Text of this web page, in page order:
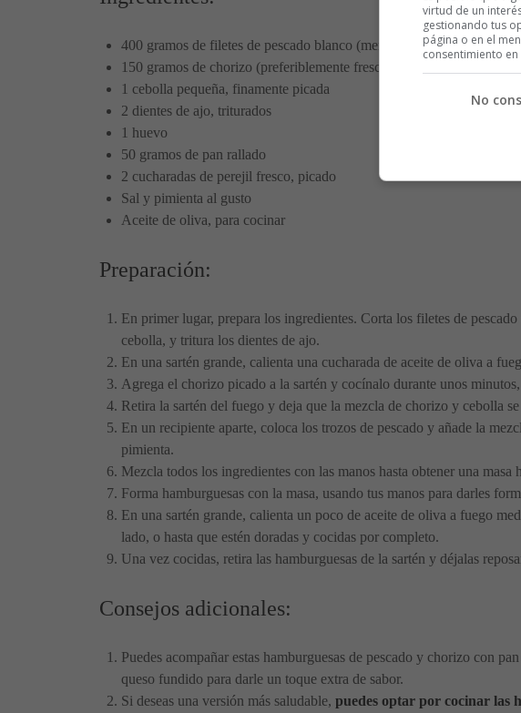
400 gramos de filetes de pescado blanco (merluza, lenguado, bacalao,
150 gramos de chorizo (preferiblemente fresco)
1 cebolla pequeña, finamente picada
2 dientes de ajo, triturados
1 huevo
50 gramos de pan rallado
2 cucharadas de perejil fresco, picado
Sal y pimienta al gusto
Aceite de oliva, para cocinar
Preparación:
En primer lugar, prepara los ingredientes. Corta los filetes de
cebolla, y tritura los dientes de ajo.
En una sartén grande, calienta una cucharada de aceite de oliva a
Agrega el chorizo picado a la sartén y cocínalo durante unos
Retira la sartén del fuego y deja que la mezcla de chorizo y cebolla
En un recipiente aparte, coloca los trozos de pescado y añade la
pimienta.
Mezcla todos los ingredientes con las manos hasta obtener una
Forma hamburguesas con la masa, usando tus manos para darles
En una sartén grande, calienta un poco de aceite de oliva a fuego
lado, o hasta que estén doradas y cocidas por completo.
Una vez cocidas, retira las hamburguesas de la sartén y déjalas
Consejos adicionales:
Puedes acompañar estas hamburguesas de pescado y chorizo con
queso fundido para darle un toque extra de sabor.
Si deseas una versión más saludable, puedes optar por cocinar las
virtud de un
gestionando tus
página o en el
consentimiento
No